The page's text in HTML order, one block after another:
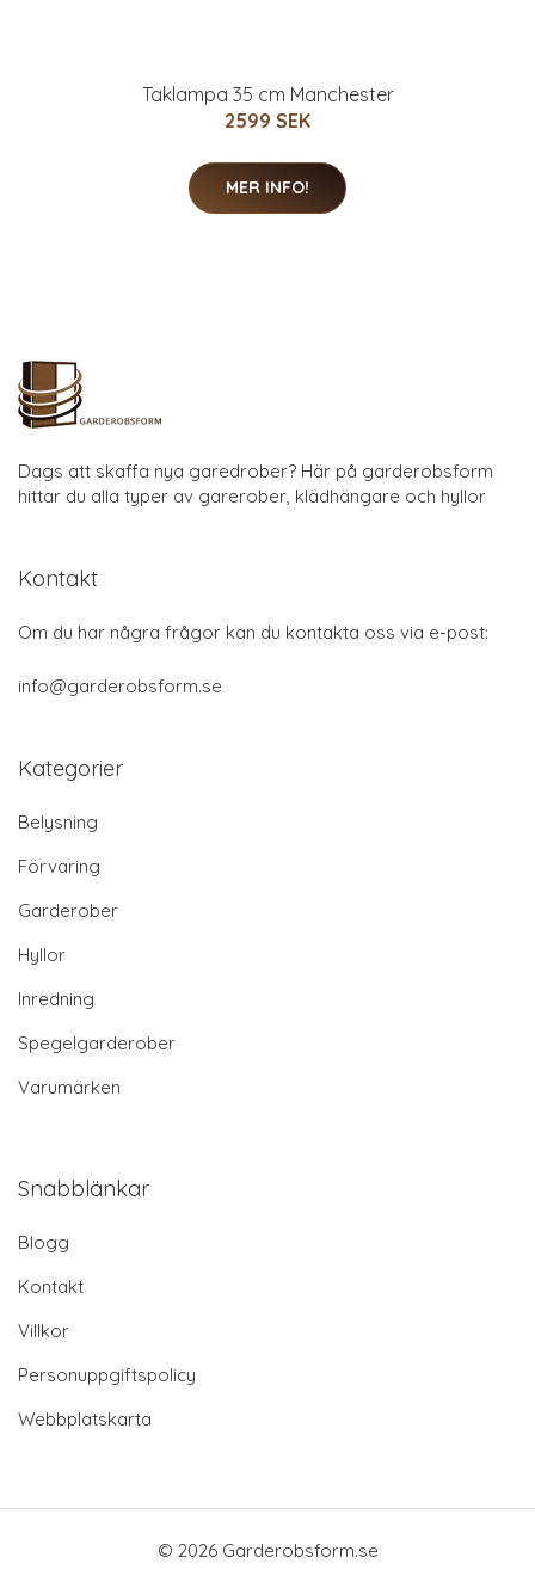
Taklampa 35 cm Manchester
2599 SEK
MER INFO!
Dags att skaffa nya garedrober? Här på garderobsform
hittar du alla typer av garerober, klädhängare och hyllor
Kontakt
Om du har några frågor kan du kontakta oss via e-post:
info@garderobsform.se
Kategorier
Belysning
Förvaring
Garderober
Hyllor
Inredning
Spegelgarderober
Varumärken
Snabblänkar
Blogg
Kontakt
Villkor
Personuppgiftspolicy
Webbplatskarta
© 2026 Garderobsform.se